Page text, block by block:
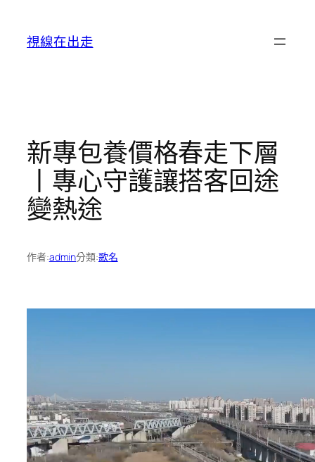
視線在出走
新專包養價格春走下層
丨專心守護讓搭客回途
變熱途
作者:admin分類:歌名